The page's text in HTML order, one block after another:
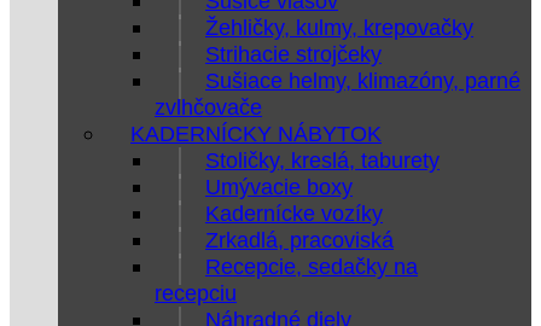
Žehličky, kulmy, krepovačky
Strihacie strojčeky
Sušiace helmy, klimazóny, parné
zvlhčovače
KADERNÍCKY NÁBYTOK
Stoličky, kreslá, taburety
Umývacie boxy
Kadernícke vozíky
Zrkadlá, pracoviská
Recepcie, sedačky na
recepciu
Náhradné diely